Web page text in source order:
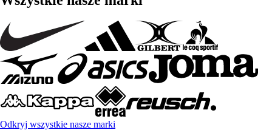
Odkryj wszystkie nasze marki